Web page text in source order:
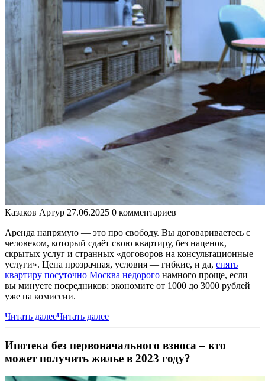
Казаков Артур 27.06.2025 0 комментариев
Аренда напрямую — это про свободу. Вы договариваетесь с
человеком, который сдаёт свою квартиру, без наценок,
скрытых услуг и странных «договоров на консультационные
услуги». Цена прозрачная, условия — гибкие, и да, снять
квартиру посуточно Москва недорого намного проще, если
вы минуете посредников: экономите от 1000 до 3000 рублей
уже на комиссии.
Читать далееЧитать далее
Ипотека без первоначального взноса – кто
может получить жилье в 2023 году?